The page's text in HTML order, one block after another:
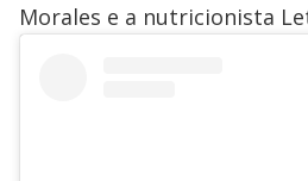
Morales e a nutricionista